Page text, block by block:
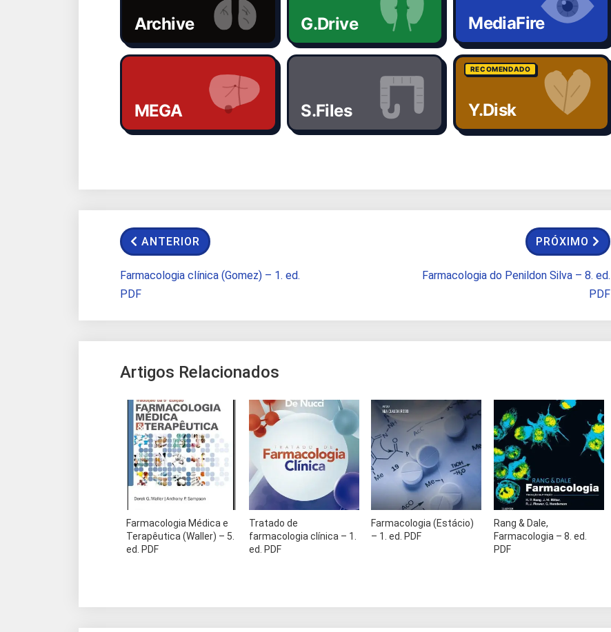
Archive G.Drive MediaFire
MEGA S.Files
RECOMENDADO
Y.Disk
ANTERIOR
Farmacologia clínica (Gomez) – 1. ed.
PDF
PRÓXIMO
Farmacologia do Penildon Silva – 8. ed.
PDF
Artigos Relacionados
Farmacologia Médica e
Terapêutica (Waller) – 5.
ed. PDF
Tratado de
farmacologia clínica – 1.
ed. PDF
Farmacologia (Estácio)
– 1. ed. PDF
Rang & Dale,
Farmacologia – 8. ed.
PDF